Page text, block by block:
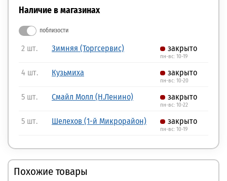
Наличие в магазинах
поблизости
2 шт. Зимняя (Торгсервис) закрыто
пн-вс: 10-19
4 шт. Кузьмиха закрыто
пн-вс: 10-20
5 шт. Смайл Молл (Н.Ленино) закрыто
пн-вс: 10-22
5 шт. Шелехов (1-й Микрорайон) закрыто
пн-вс: 10-19
Похожие товары